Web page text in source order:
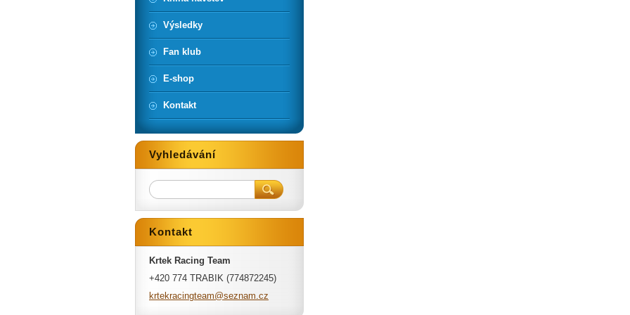
Výsledky
Fan klub
E-shop
Kontakt
Vyhledávání
Kontakt
Krtek Racing Team
+420 774 TRABIK (774872245)
krtekracingteam@seznam.cz